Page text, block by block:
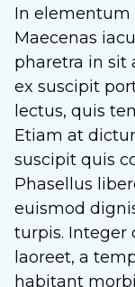
In elementum
Maecenas
pharetra in sit
ex suscipit
lectus, quis
Etiam at
suscipit quis
Phasellus
euismod
turpis. Integer
laoreet, a
habitant